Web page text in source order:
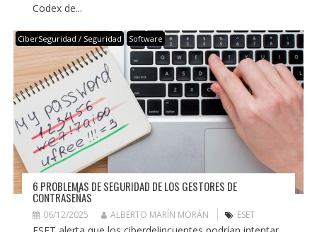
Codex de...
CiberSeguridad / Seguridad Software
6 PROBLEMAS DE SEGURIDAD DE LOS GESTORES DE
CONTRASEÑAS
06/12/2025 ALBERTO MARÍN MORÁN ESET